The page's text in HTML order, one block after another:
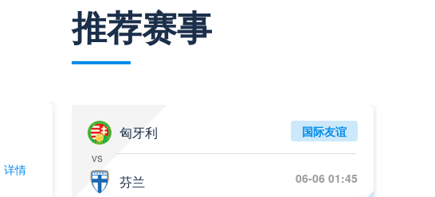
标签
比赛录像 西甲
05月26日 AC米兰vs蒙扎全场录像回放
标签
标签
标签
详情
推荐赛事
匈牙利
vs
芬兰
国际友谊
06-06 01:45